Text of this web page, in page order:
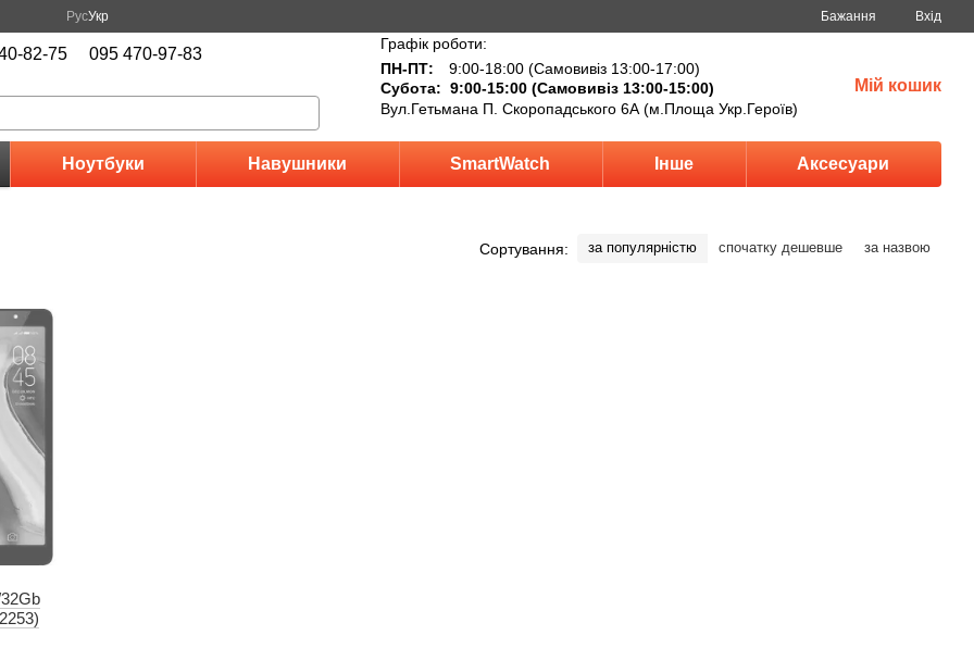
РусУкр Бажання Вхід
82-75 095 470-97-83
Графік роботи:
ПН-ПТ:
9:00-18:00 (Самовивіз 13:00-17:00)
Субота: 9:00-15:00 (Самовивіз 13:00-15:00)
Вул.Гетьмана П. Скоропадського 6А (м.Площа Укр.Героїв)
Мій кошик
Ноутбуки Навушники SmartWatch Інше Аксесуари
Сортування: за популярністю спочатку дешевше за назвою